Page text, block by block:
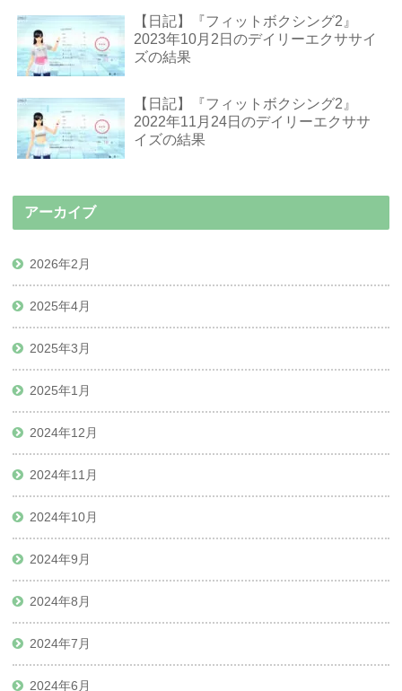
【日記】『フィットボクシング2』
2023年10月2日のデイリーエクササイ
ズの結果
【日記】『フィットボクシング2』
2022年11月24日のデイリーエクササ
イズの結果
アーカイブ
2026年2月
2025年4月
2025年3月
2025年1月
2024年12月
2024年11月
2024年10月
2024年9月
2024年8月
2024年7月
2024年6月